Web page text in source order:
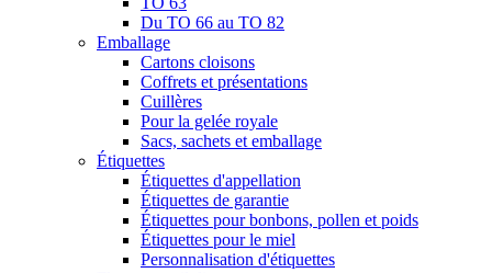
Du TO 66 au TO 82
Emballage
Cartons cloisons
Coffrets et présentations
Cuillères
Pour la gelée royale
Sacs, sachets et emballage
Étiquettes
Étiquettes d'appellation
Étiquettes de garantie
Étiquettes pour bonbons, pollen et poids
Étiquettes pour le miel
Personnalisation d'étiquettes